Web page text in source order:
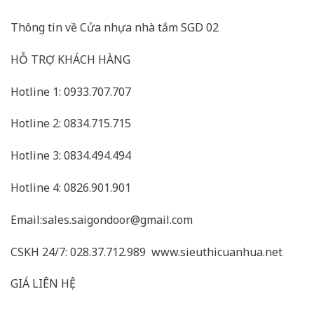
Thông tin về Cửa nhựa nhà tắm SGD 02
HỖ TRỢ KHÁCH HÀNG
Hotline 1: 0933.707.707
Hotline 2: 0834.715.715
Hotline 3: 0834.494.494
Hotline 4: 0826.901.901
Email:sales.saigondoor@gmail.com
CSKH 24/7: 028.37.712.989 www.sieuthicuanhua.net
GIÁ LIÊN HỆ